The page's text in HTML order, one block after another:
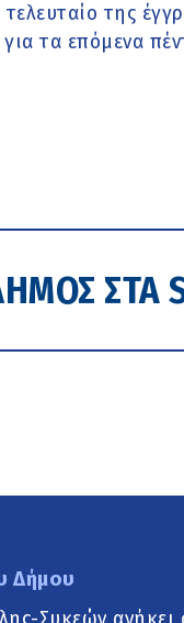
της
τα επόμενα
ΣΤΑ
Δήμου